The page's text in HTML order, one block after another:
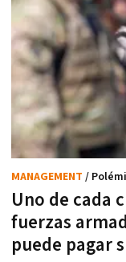
Uno de cada
fuerzas
puede pagar
MANAGEMENT /